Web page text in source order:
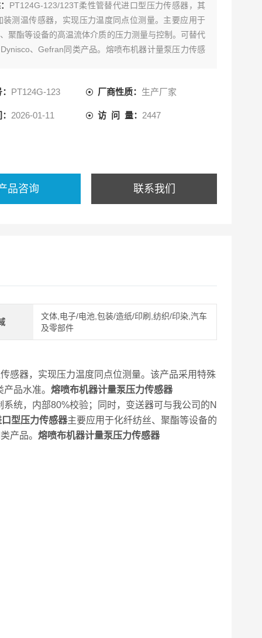
PT124G-123/123T柔性管替代进口型压力传感器，其
装测温传感器，实现压力温度同点位测量。主要应用于
聚酯等设备的高温流体介质的压力测量与控制。可替代
、Gefran同类产品。熔喷布机器计量泵压力传感
PT124G-123 厂商性质： 生产厂家
2026-01-11 访 问 量： 2447
品咨询 联系我们
文体,电子/电池,包装/造纸/印刷,纺织/印染,汽车
及零部件
感器，实现压力温度同点位测量。该产品采用特殊
品水准。 熔喷布机器计量泵压力传感器
统，内部80%校验；同时，变送器可与我公司的N
型压力传感器主要应用于化纤纺丝、聚酯等设备的
产品。 熔喷布机器计量泵压力传感器